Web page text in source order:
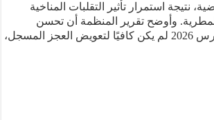
استمرار تأثير التقلبات المناخية
وأوضح تقرير المنظمة أن تحسن
الأمطار خلال شهر مارس 2026 لم يكن كافيًا لتعويض العجز المسجل،